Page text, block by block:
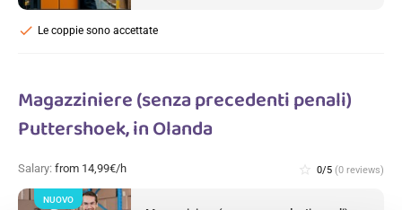
Le coppie sono accettate
check
Magazziniere (senza precedenti penali)
Puttershoek, in Olanda
Salary: from 14,99€/h star_border 0/5 (0 reviews)
NUOVO